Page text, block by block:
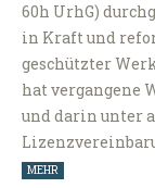
60h UrhG)
in Kraft und
geschützter
hat vergangene
und darin unter
MEHR